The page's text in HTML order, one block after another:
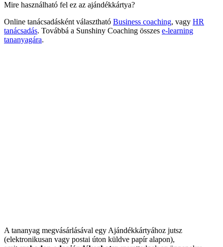
Mire használható fel ez az ajándékkártya?
Online tanácsadásként választható Business coaching, vagy HR
tanácsadás. Továbbá a Sunshiny Coaching összes e-learning
tananyagára.
A tananyag megvásárlásával egy Ajándékkártyához jutsz
(elektronikusan vagy postai úton küldve papír alapon),